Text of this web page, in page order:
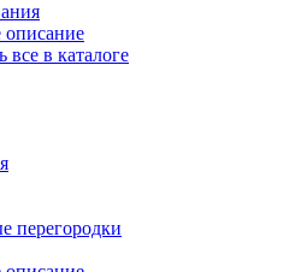
все в каталоге
перегородки